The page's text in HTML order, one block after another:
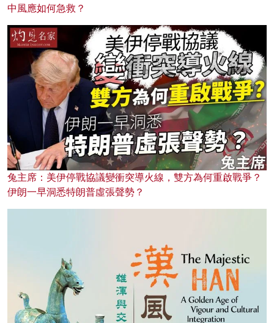
中風應如何急救？
兔主席：美伊停戰協議變衝突導火線，雙方為何重啟戰爭？
伊朗一早洞悉特朗普虛張聲勢？